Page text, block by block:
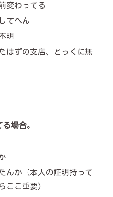
変わってる
てへん
明
はずの支店、とっくに無
場合。
んか（本人の証明持って
ここ重要）